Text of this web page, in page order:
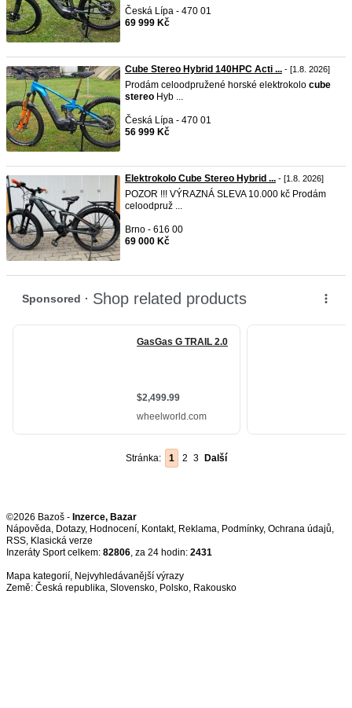
Česká Lípa - 470 01
69 999 Kč
Cube Stereo Hybrid 140HPC Acti ... - [1.8. 2026]
Prodám celoodpružené horské elektrokolo cube
stereo Hyb ...
Česká Lípa - 470 01
56 999 Kč
Elektrokolo Cube Stereo Hybrid ... - [1.8. 2026]
POZOR !!! VÝRAZNÁ SLEVA 10.000 kč Prodám
celoodpruž ...
Brno - 616 00
69 000 Kč
Stránka: 1 2 3 Další
©2026 Bazoš - Inzerce, Bazar
Nápověda, Dotazy, Hodnocení, Kontakt, Reklama, Podmínky, Ochrana údajů,
RSS,
Inzeráty Sport celkem: 82806, za 24 hodin: 2431
Mapa kategorií, Nejvyhledávanější výrazy
Země: Česká republika, Slovensko, Polsko, Rakousko